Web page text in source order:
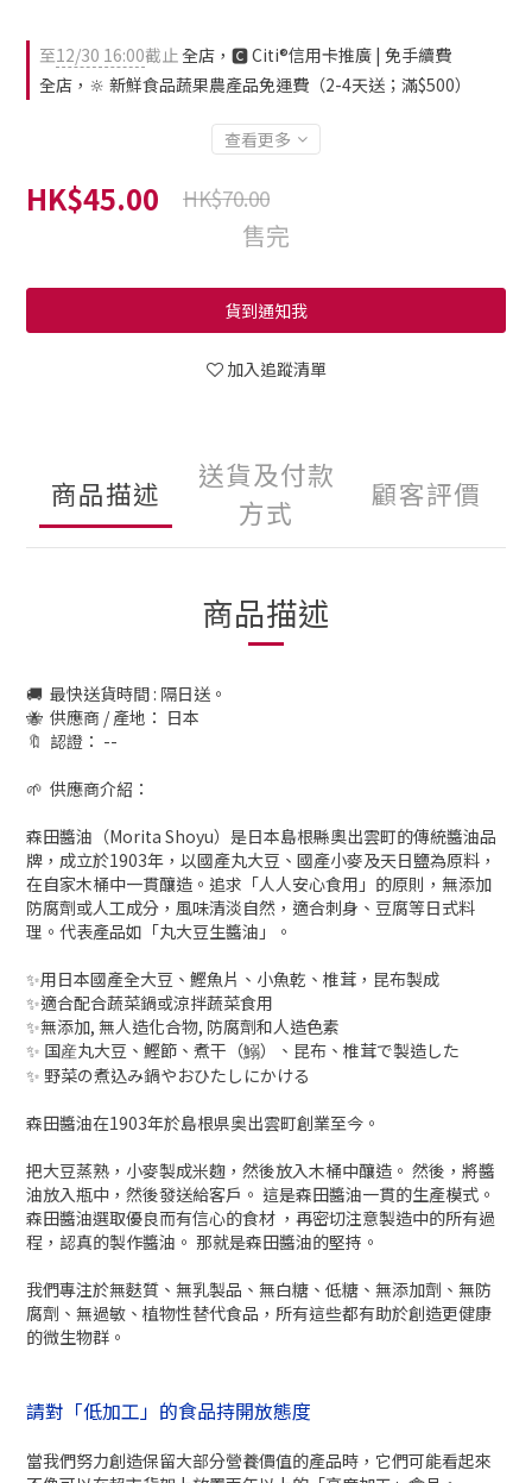
至12/30 16:00截止全店，🅲 Citi®信用卡推廣 | 免手續費
全店，🔆 新鮮食品蔬果農產品免運費（2-4天送；滿$500）
查看更多
HK$45.00 HK$70.00
售完
貨到通知我
加入追蹤清單
商品描述
送貨及付款
方式
顧客評價
商品描述
🚚 最快送貨時間 : 隔日送。
🐝 供應商 / 產地： 日本
🔖 認證： --
🌱 供應商介紹：
森田醬油（Morita Shoyu）是日本島根縣奧出雲町的傳統醬油品
牌，成立於1903年，以國產丸大豆、國產小麥及天日鹽為原料，
在自家木桶中一貫釀造。追求「人人安心食用」的原則，無添加
防腐劑或人工成分，風味清淡自然，適合刺身、豆腐等日式料
理。代表產品如「丸大豆生醬油」。
✨用日本國產全大豆、鰹魚片、小魚乾、椎茸，昆布製成
✨適合配合蔬菜鍋或涼拌蔬菜食用
✨無添加, 無人造化合物, 防腐劑和人造色素
✨ 国産丸大豆、鰹節、煮干（鰯）、昆布、椎茸で製造した
✨ 野菜の煮込み鍋やおひたしにかける
森田醬油在1903年於島根県奥出雲町創業至今。
把大豆蒸熟，小麥製成米麴，然後放入木桶中釀造。 然後，將醬
油放入瓶中，然後發送給客戶。 這是森田醬油一貫的生產模式。
森田醬油選取優良而有信心的食材 ，再密切注意製造中的所有過
程，認真的製作醬油。 那就是森田醬油的堅持。
我們專注於無麩質、無乳製品、無白糖、低糖、無添加劑、無防
腐劑、無過敏、植物性替代食品，所有這些都有助於創造更健康
的微生物群。
請對「低加工」的食品持開放態度
當我們努力創造保留大部分營養價值的產品時，它們可能看起來